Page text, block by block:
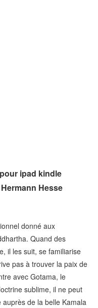
ipad kindle
Hesse
donné aux
Quand des
il les suit, se familiarise
pas à trouver la paix de
avec Gotama, le
sublime, il ne peut
de la belle Kamala